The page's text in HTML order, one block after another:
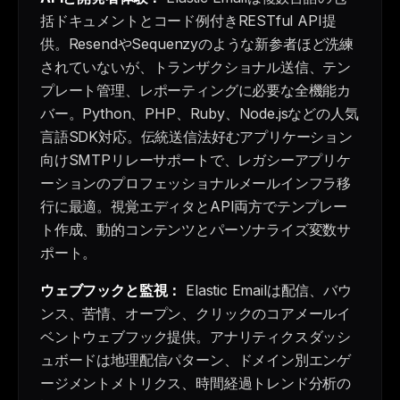
括ドキュメントとコード例付きRESTful API提
供。ResendやSequenzyのような新参者ほど洗練
されていないが、トランザクショナル送信、テン
プレート管理、レポーティングに必要な全機能カ
バー。Python、PHP、Ruby、Node.jsなどの人気
言語SDK対応。伝統送信法好むアプリケーション
向けSMTPリレーサポートで、レガシーアプリケ
ーションのプロフェッショナルメールインフラ移
行に最適。視覚エディタとAPI両方でテンプレー
ト作成、動的コンテンツとパーソナライズ変数サ
ポート。
ウェブフックと監視： Elastic Emailは配信、バウ
ンス、苦情、オープン、クリックのコアメールイ
ベントウェブフック提供。アナリティクスダッシ
ュボードは地理配信パターン、ドメイン別エンゲ
ージメントメトリクス、時間経過トレンド分析の